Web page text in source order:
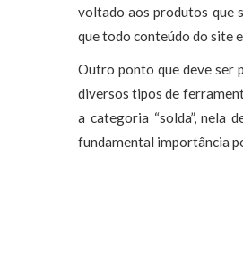
voltado aos produtos que
que todo conteúdo do site
Outro ponto que deve ser
diversos tipos de
a categoria “solda”, nela
fundamental importância